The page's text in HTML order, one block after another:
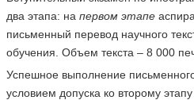
два этапа: на первом этапе
письменный перевод научного
обучения. Объем текста – 8 000
Успешное выполнение
условием допуска ко второму